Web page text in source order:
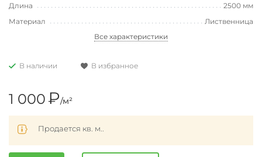
Длина
2500 мм
Материал
Лиственница
Все характеристики
В наличии В избранное
1 000₽/м²
Продается кв. м..